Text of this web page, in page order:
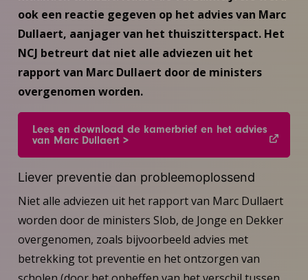
ook een reactie gegeven op het advies van Marc
Dullaert, aanjager van het thuiszitterspact. Het
NCJ betreurt dat niet alle adviezen uit het
rapport van Marc Dullaert door de ministers
overgenomen worden.
Lees en download de kamerbrief en het advies
van Marc Dullaert >
Liever preventie dan probleemoplossend
Niet alle adviezen uit het rapport van Marc Dullaert
worden door de ministers Slob, de Jonge en Dekker
overgenomen, zoals bijvoorbeeld advies met
betrekking tot preventie en het ontzorgen van